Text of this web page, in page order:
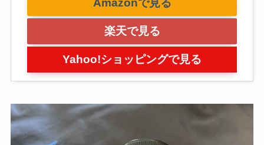
Amazonで見る
楽天で見る
Yahoo!ショッピングで見る